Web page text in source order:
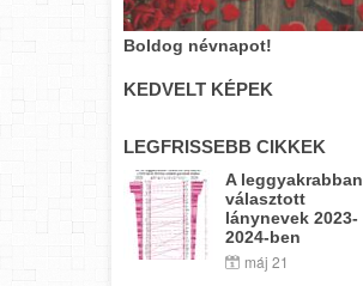
Boldog névnapot!
KEDVELT KÉPEK
LEGFRISSEBB CIKKEK
A leggyakrabban
választott
lánynevek 2023-
2024-ben
máj 21